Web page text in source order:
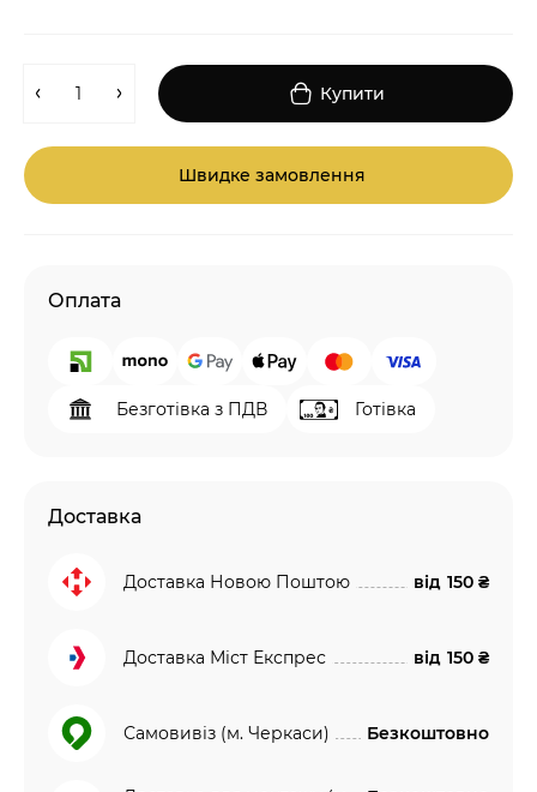
Купити
Швидке замовлення
Оплата
Безготівка з ПДВ Готівка
Доставка
Доставка Новою Поштою від 150 ₴
Доставка Міст Експрес від 150 ₴
Самовивіз (м. Черкаси) Безкоштовно